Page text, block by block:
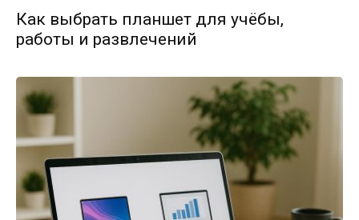
Как выбрать планшет для учёбы,
работы и развлечений